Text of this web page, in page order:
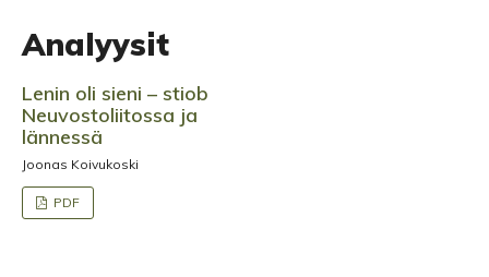
Analyysit
Lenin oli sieni – stiob
Neuvostoliitossa ja
lännessä
Joonas Koivukoski
PDF